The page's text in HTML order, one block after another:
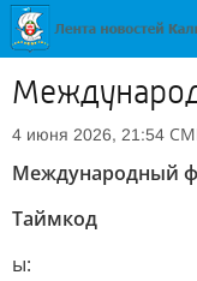
4 июня 2026, 21:54
Международный
Таймкод
ы: